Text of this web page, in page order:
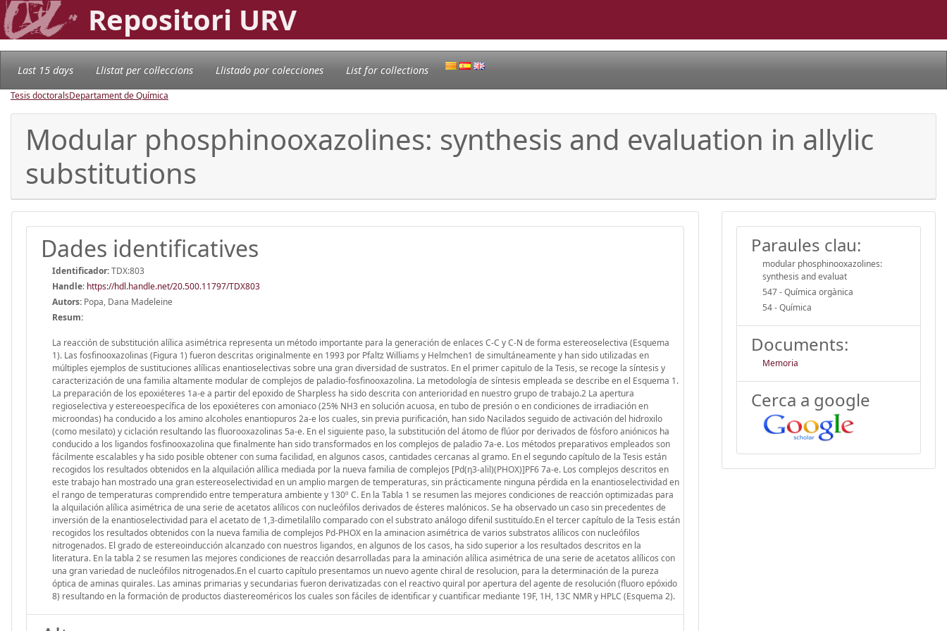
Repositori URV
Last 15 days Llistat per col·leccions Llistado por colecciones List for collections
Tesis doctoralsDepartament de Química
Modular phosphinooxazolines: synthesis and evaluation in allylic
substitutions
Dades identificatives
Identificador:TDX:803
Handle: https://hdl.handle.net/20.500.11797/TDX803
Autors: Popa, Dana Madeleine
Resum:
La reacción de substitución alílica asimétrica representa un método importante para la generación de enlaces C-C y C-N de forma estereoselectiva (Esquema
1). Las fosfinooxazolinas (Figura 1) fueron descritas originalmente en 1993 por Pfaltz Williams y Helmchen1 de simultáneamente y han sido utilizadas en
múltiples ejemplos de sustituciones alílicas enantioselectivas sobre una gran diversidad de sustratos. En el primer capitulo de la Tesis, se recoge la síntesis y
caracterización de una familia altamente modular de complejos de paladio-fosfinooxazolina. La metodología de síntesis empleada se describe en el Esquema 1.
La preparación de los epoxiéteres 1a-e a partir del epoxido de Sharpless ha sido descrita con anterioridad en nuestro grupo de trabajo.2 La apertura
regioselectiva y estereoespecífica de los epoxiéteres con amoniaco (25% NH3 en solución acuosa, en tubo de presión o en condiciones de irradiación en
microondas) ha conducido a los amino alcoholes enantiopuros 2a-e los cuales, sin previa purificación, han sido Nacilados seguido de activación del hidroxilo
(como mesilato) y ciclación resultando las fluorooxazolinas 5a-e. En el siguiente paso, la substitución del átomo de flúor por derivados de fósforo aniónicos ha
conducido a los ligandos fosfinooxazolina que finalmente han sido transformados en los complejos de paladio 7a-e. Los métodos preparativos empleados son
fácilmente escalables y ha sido posible obtener con suma facilidad, en algunos casos, cantidades cercanas al gramo. En el segundo capítulo de la Tesis están
recogidos los resultados obtenidos en la alquilación alílica mediada por la nueva familia de complejos [Pd(η3-alil)(PHOX)]PF6 7a-e. Los complejos descritos en
este trabajo han mostrado una gran estereoselectividad en un amplio margen de temperaturas, sin prácticamente ninguna pérdida en la enantioselectividad en
el rango de temperaturas comprendido entre temperatura ambiente y 130º C. En la Tabla 1 se resumen las mejores condiciones de reacción optimizadas para
la alquilación alílica asimétrica de una serie de acetatos alílicos con nucleófilos derivados de ésteres malónicos. Se ha observado un caso sin precedentes de
inversión de la enantioselectividad para el acetato de 1,3-dimetilalílo comparado con el substrato análogo difenil sustituído.En el tercer capítulo de la Tesis están
recogidos los resultados obtenidos con la nueva familia de complejos Pd-PHOX en la aminacion asimétrica de varios substratos alílicos con nucleófilos
nitrogenados. El grado de estereoinducción alcanzado con nuestros ligandos, en algunos de los casos, ha sido superior a los resultados descritos en la
literatura. En la tabla 2 se resumen las mejores condiciones de reacción desarrolladas para la aminación alílica asimétrica de una serie de acetatos alílicos con
una gran variedad de nucleófilos nitrogenados.En el cuarto capítulo presentamos un nuevo agente chiral de resolucion, para la determinación de la pureza
óptica de aminas quirales. Las aminas primarias y secundarias fueron derivatizadas con el reactivo quiral por apertura del agente de resolución (fluoro epóxido
8) resultando en la formación de productos diastereoméricos los cuales son fáciles de identificar y cuantificar mediante 19F, 1H, 13C NMR y HPLC (Esquema 2).
Paraules clau:
modular phosphinooxazolines:
synthesis and evaluat
547 - Química orgànica
54 - Química
Documents:
Memoria
Cerca a google